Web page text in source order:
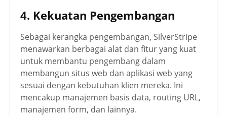
4. Kekuatan Pengembangan
Sebagai kerangka pengembangan, SilverStripe
menawarkan berbagai alat dan fitur yang kuat
untuk membantu pengembang dalam
membangun situs web dan aplikasi web yang
sesuai dengan kebutuhan klien mereka. Ini
mencakup manajemen basis data, routing URL,
manajemen form, dan lainnya.